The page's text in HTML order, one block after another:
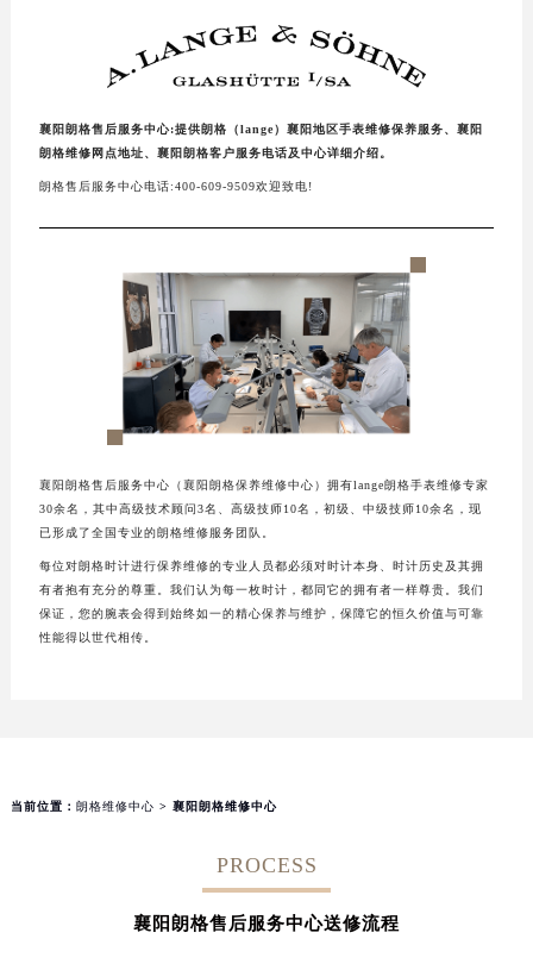
襄阳朗格售后服务中心:提供朗格（lange）襄阳地区手表维修保养服务、襄阳
朗格维修网点地址、襄阳朗格客户服务电话及中心详细介绍。
朗格售后服务中心电话:400-609-9509欢迎致电!
襄阳朗格售后服务中心（襄阳朗格保养维修中心）拥有lange朗格手表维修专家
30余名，其中高级技术顾问3名、高级技师10名，初级、中级技师10余名，现
已形成了全国专业的朗格维修服务团队。
每位对朗格时计进行保养维修的专业人员都必须对时计本身、时计历史及其拥
有者抱有充分的尊重。我们认为每一枚时计，都同它的拥有者一样尊贵。我们
保证，您的腕表会得到始终如一的精心保养与维护，保障它的恒久价值与可靠
性能得以世代相传。
当前位置： 朗格维修中心 > 襄阳朗格维修中心
PROCESS
襄阳朗格售后服务中心送修流程